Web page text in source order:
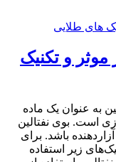
موثر و تکنیک
به عنوان یک ماده
است. بوی نفتالین
باشد. برای
زیر استفاده